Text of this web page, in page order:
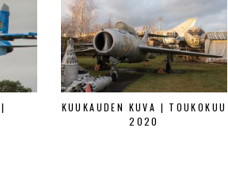
KUUKAUDEN KUVA | TOUKOKUU
2020